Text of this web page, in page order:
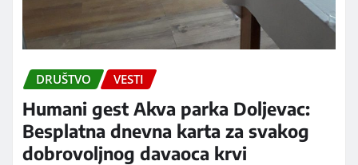
DRUŠTVO VESTI
Humani gest Akva parka Doljevac:
Besplatna dnevna karta za svakog
dobrovoljnog davaoca krvi